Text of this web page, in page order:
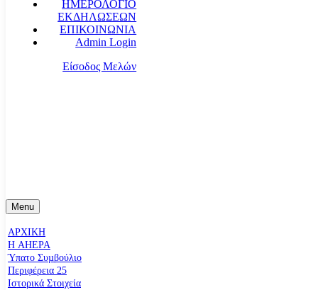
ΗΜΕΡΟΛΟΓΙΟ
ΕΚΔΗΛΩΣΕΩΝ
ΕΠΙΚΟΙΝΩΝΙΑ
Admin Login
Είσοδος Μελών
Menu
ΑΡΧΙΚΗ
Η AHEPA
Ύπατο Συµβούλιο
Περιφέρεια 25
Ιστορικά Στοιχεία